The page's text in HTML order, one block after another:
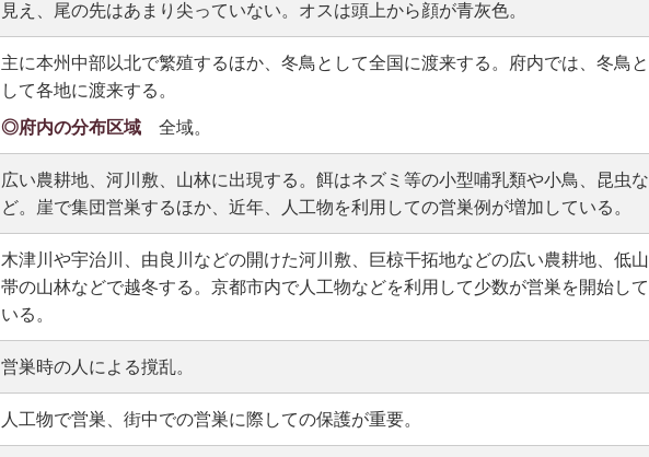
見え、尾の先はあまり尖っていない。オスは頭上から顔が青灰色。
主に本州中部以北で繁殖するほか、冬鳥として全国に渡来する。府内では、冬鳥と
して各地に渡来する。
◎府内の分布区域 全域。
広い農耕地、河川敷、山林に出現する。餌はネズミ等の小型哺乳類や小鳥、昆虫な
ど。崖で集団営巣するほか、近年、人工物を利用しての営巣例が増加している。
木津川や宇治川、由良川などの開けた河川敷、巨椋干拓地などの広い農耕地、低山
帯の山林などで越冬する。京都市内で人工物などを利用して少数が営巣を開始して
いる。
営巣時の人による撹乱。
人工物で営巣、街中での営巣に際しての保護が重要。